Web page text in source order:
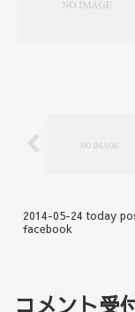
2014-05-24 today
facebook
コメント受